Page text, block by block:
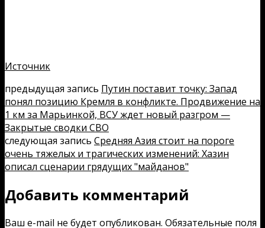
Источник
предыдущая запись Путин поставит точку: Запад
понял позицию Кремля в конфликте. Продвижение на
1 км за Марьинкой, ВСУ ждет новый разгром —
Закрытые сводки СВО
следующая запись Средняя Азия стоит на пороге
очень тяжелых и трагических изменений: Хазин
описал сценарии грядущих "майданов"
Добавить комментарий
Ваш e-mail не будет опубликован. Обязательные поля